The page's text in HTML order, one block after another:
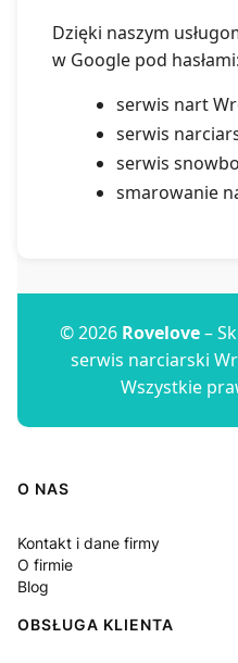
Dzięki naszym
w Google pod hasłami:
serwis nart
serwis
serwis
smarowanie
© 2026 Rovelove–
serwis narciarski
Wszystkie
Linki w stopce
O NAS
Kontakt i dane firmy
O firmie
Blog
OBSŁUGA KLIENTA